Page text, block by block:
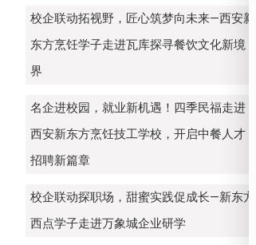
校企联动拓视野，匠心筑梦向未来—西安新
东方烹饪学子走进瓦库探寻餐饮文化新境
界
名企进校园，就业新机遇！四季民福走进
西安新东方烹饪技工学校，开启中餐人才
招聘新篇章
校企联动探职场，甜蜜实践促成长—新东方
西点学子走进万象城企业研学